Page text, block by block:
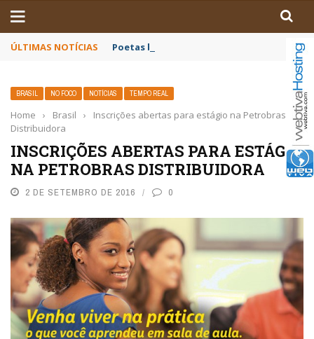
ÚLTIMAS NOTÍCIAS Poetas baianos representam o Brasil no
BRASIL NO FOCO NOTÍCIAS TEMPO REAL
Home › Brasil ›
Inscrições abertas para estágio na Petrobras
Distribuidora
INSCRIÇÕES ABERTAS PARA ESTÁGIO
NA PETROBRAS DISTRIBUIDORA
2 DE SETEMBRO DE 2016 0